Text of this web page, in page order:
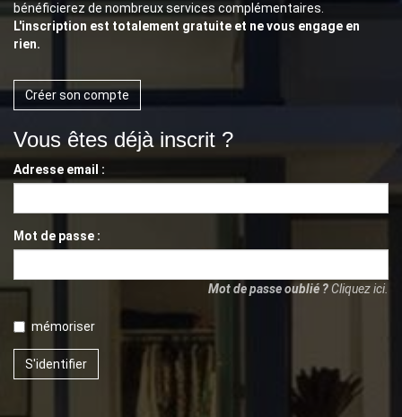
bénéficierez de nombreux services complémentaires.
L'inscription est totalement gratuite et ne vous engage en
rien.
Créer son compte
Vous êtes déjà inscrit ?
Adresse email :
Mot de passe :
Mot de passe oublié ?Cliquez ici.
mémoriser
S'identifier